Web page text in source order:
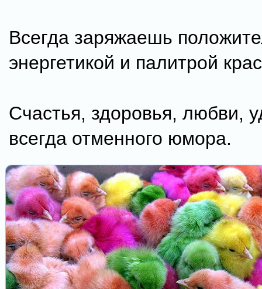
Всегда заряжаешь
энергетикой и палитрой
Счастья, здоровья, любви,
всегда отменного юмора.